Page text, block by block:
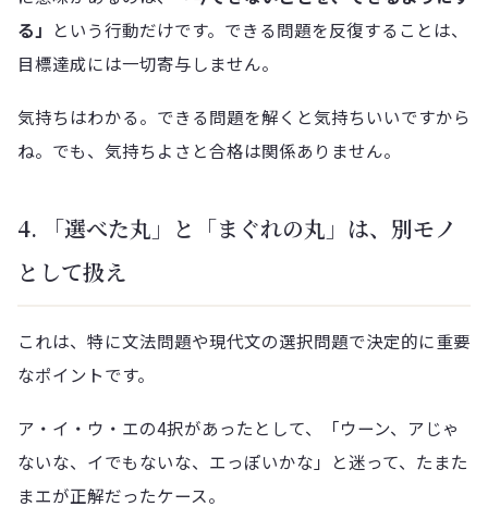
る」 という行動だけです。できる問題を反復することは、
目標達成には一切寄与しません。
気持ちはわかる。できる問題を解くと気持ちいいですから
ね。でも、気持ちよさと合格は関係ありません。
4. 「選べた丸」と「まぐれの丸」は、別モノ
として扱え
これは、特に文法問題や現代文の選択問題で決定的に重要
なポイントです。
ア・イ・ウ・エの4択があったとして、「ウーン、アじゃ
ないな、イでもないな、エっぽいかな」と迷って、たまた
まエが正解だったケース。